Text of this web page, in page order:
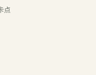
点